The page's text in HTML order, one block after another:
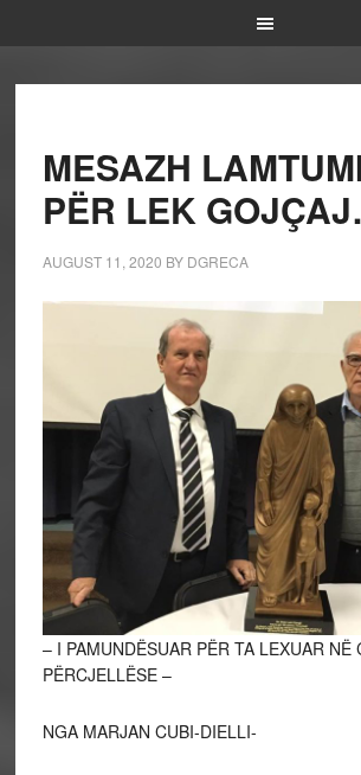
MESAZH
PËR LEK
AUGUST 11, 2020 BY DGRECA
– I PAMUNDËSUAR PËR TA LEXUAR NË
PËRCJELLËSE –
NGA MARJAN CUBI-DIELLI-